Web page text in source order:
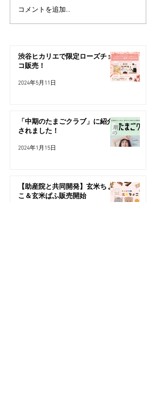
コメントを追加…
渋谷ヒカリエで限定ローズチョ
コ販売！
2024年5月11日
「中期のたまごクラブ」に紹介
されました！
2024年1月15日
【助産院と共同開発】玄米ちょ
こ＆玄米ぱふ販売開始